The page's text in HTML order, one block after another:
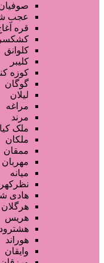
عجب
قره
کلوانق
کلیبر
کوزه
گوگان
لیلان
مراغه
مرند
ملک
ملکان
ممقان
مهربان
میانه
هادی
هرگلان
هریس
هشترود
هوراند
وایقان
آگهی ویژه
کمترین قیمت
بیشترین قیمت
در سایت تبلیغاتی مرکز
می‌گیرند و هیچ واسطه‌ای
فرمایید که در خرید و
نداشته و کاربران باید